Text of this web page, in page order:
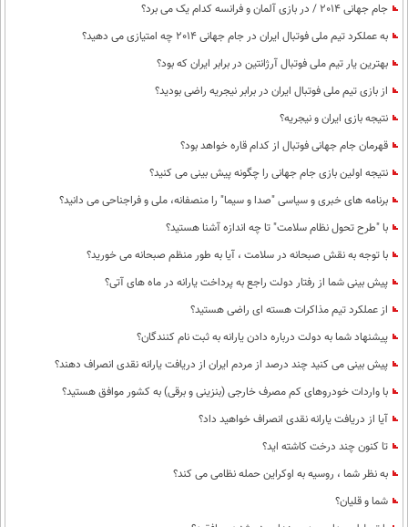
جام جهانی 2014 / در بازی آلمان و فرانسه کدام یک می برد؟
به عملکرد تیم ملی فوتبال ایران در جام جهانی 2014 چه امتیازی می دهید؟
بهترین یار تیم ملی فوتبال آرژانتین در برابر ایران که بود؟
از بازی تیم ملی فوتبال ایران در برابر نیجریه راضی بودید؟
نتیجه بازی ایران و نیجریه؟
قهرمان جام جهانی فوتبال از کدام قاره خواهد بود؟
نتیجه اولین بازی جام جهانی را چگونه پیش بینی می کنید؟
برنامه های خبری و سیاسی "صدا و سیما" را منصفانه، ملی و فراجناحی می دانید؟
با "طرح تحول نظام سلامت"‌ تا چه اندازه آشنا هستید؟
با توجه به نقش صبحانه در سلامت ، آیا به طور منظم صبحانه می خورید؟
پیش بینی شما از رفتار دولت راجع به پرداخت یارانه در ماه های آتی؟
از عملکرد تیم مذاکرات هسته ای راضی هستید؟
پیشنهاد شما به دولت درباره دادن یارانه به ثبت نام کنندگان؟
پیش بینی می کنید چند درصد از مردم ایران از دریافت یارانه نقدی انصراف دهند؟
با واردات خودروهای کم مصرف خارجی (بنزینی و برقی) به کشور موافق هستید؟
آیا از دریافت یارانه نقدی انصراف خواهید داد؟
تا کنون چند درخت کاشته اید؟
به نظر شما ، روسیه به اوکراین حمله نظامی می کند؟
شما و قلیان؟